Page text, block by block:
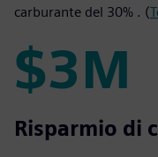
carburante del 30% . (
$3M
$3M
Risparmio di